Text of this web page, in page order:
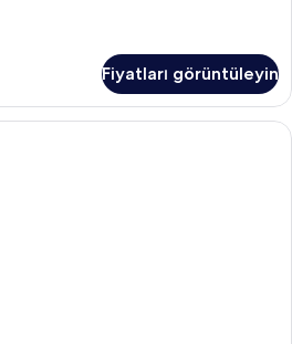
Fiyatları görüntüleyin